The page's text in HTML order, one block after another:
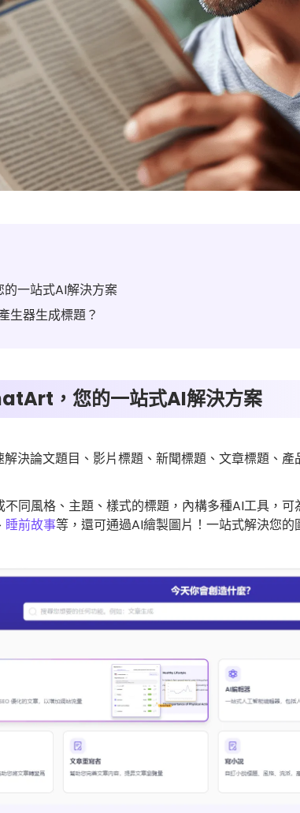
一站式AI解決方案
生器生成標題？
，您的一站式AI解決方案
決論文題目、影片標題、新聞標題、文章標題、
同風格、主題、樣式的標題，內構多種AI工具，
睡前故事等，還可通過AI繪製圖片！一站式解決您的